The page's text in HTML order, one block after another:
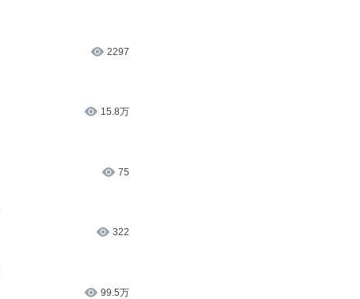
2297
15.8万
75
322
99.5万